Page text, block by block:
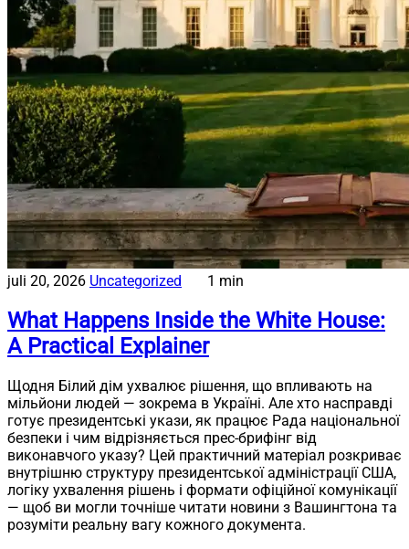
juli 20, 2026 Uncategorized 1 min
What Happens Inside the White House:
A Practical Explainer
Щодня Білий дім ухвалює рішення, що впливають на
мільйони людей — зокрема в Україні. Але хто насправді
готує президентські укази, як працює Рада національної
безпеки і чим відрізняється прес-брифінг від
виконавчого указу? Цей практичний матеріал розкриває
внутрішню структуру президентської адміністрації США,
логіку ухвалення рішень і формати офіційної комунікації
— щоб ви могли точніше читати новини з Вашингтона та
розуміти реальну вагу кожного документа.